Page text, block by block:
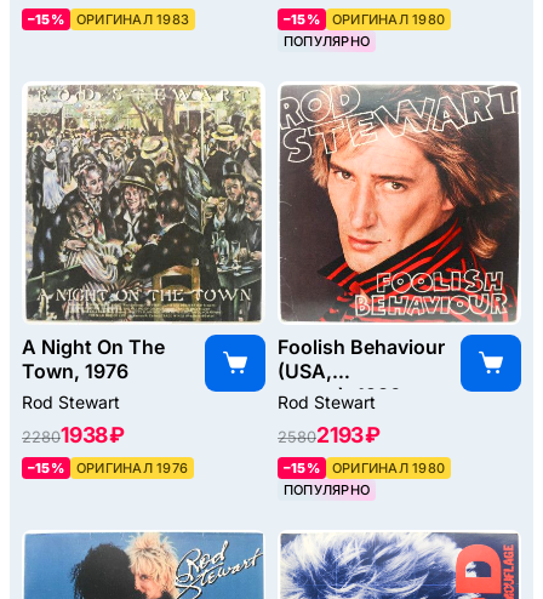
–15% ОРИГИНАЛ 1983 –15%
ОРИГИНАЛ 1980
ПОПУЛЯРНО
A Night On The
Town, 1976
Rod Stewart
22801938 ₽
–15% ОРИГИНАЛ 1976
Foolish Behaviour
(USA,
poster), 1980
Rod Stewart
25802193 ₽
–15%
ОРИГИНАЛ 1980
ПОПУЛЯРНО